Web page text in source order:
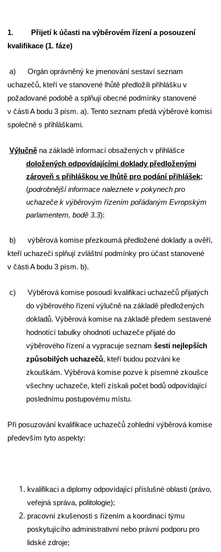
1. Přijetí k účasti na výběrovém řízení a posouzení
kvalifikace (1. fáze)
a) Orgán oprávněný ke jmenování sestaví seznam
uchazečů, kteří ve stanovené lhůtě předložili přihlášku v
požadované podobě a splňují obecné podmínky stanovené
v části A bodu 3 písm. a). Tento seznam předá výběrové komisi
společně s přihláškami.
Výlučně na základě informací obsažených v přihlášce
doložených odpovídajícími doklady předloženými
zároveň s přihláškou ve lhůtě pro podání přihlášek;
(podrobnější informace naleznete v pokynech pro
uchazeče k výběrovým řízením pořádaným Evropským
parlamentem, bodě 3.3):
b) výběrová komise přezkoumá předložené doklady a ověří,
kteří uchazeči splňují zvláštní podmínky pro účast stanovené
v části A bodu 3 písm. b).
c) Výběrová komise posoudí kvalifikaci uchazečů přijatých
do výběrového řízení výlučně na základě předložených
dokladů. Výběrová komise na základě předem sestavené
hodnotící tabulky ohodnotí uchazeče přijaté do
výběrového řízení a vypracuje seznam šesti nejlepších
způsobilých uchazečů, kteří budou pozváni ke
zkouškám. Výběrová komise pozve k písemné zkoušce
všechny uchazeče, kteří získali počet bodů odpovídající
poslednímu postupovému místu.
Při posuzování kvalifikace uchazečů zohlední výběrová komise
především tyto aspekty:
kvalifikaci a diplomy odpovídající příslušné oblasti (právo,
veřejná správa, politologie);
pracovní zkušenosti s řízením a koordinací týmu
poskytujícího administrativní nebo právní podporu pro
lidské zdroje;